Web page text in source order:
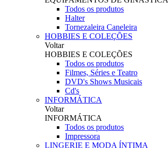
Todos os produtos
Halter
Tornezaleira Caneleira
HOBBIES E COLEÇÕES
Voltar
HOBBIES E COLEÇÕES
Todos os produtos
Filmes, Séries e Teatro
DVD's Shows Musicais
Cd's
INFORMÁTICA
Voltar
INFORMÁTICA
Todos os produtos
Impressora
LINGERIE E MODA ÍNTIMA